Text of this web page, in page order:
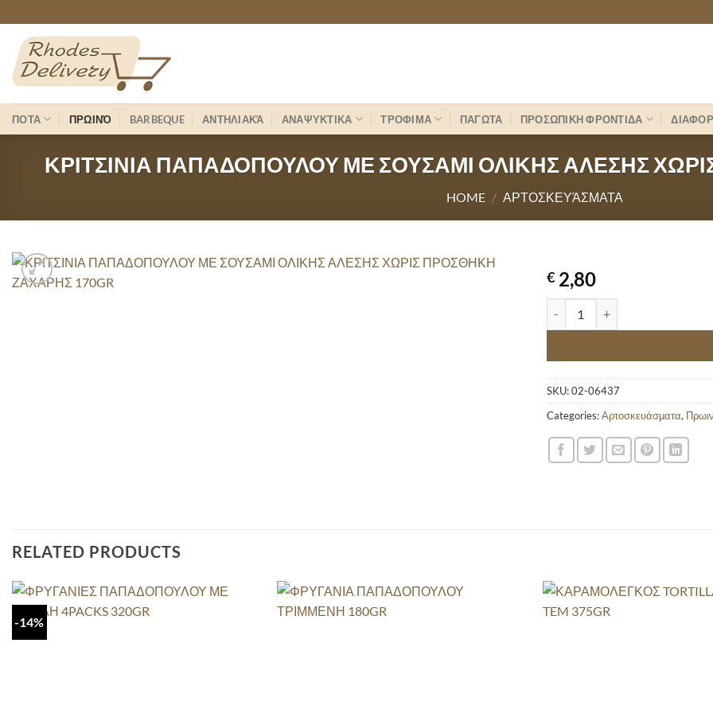
to
content
ΠΟΤΑ ΠΡΩΙΝΌ BARBEQUE ΑΝΤΗΛΙΑΚΆ ΑΝΑΨΥΚΤΙΚΑ ΤΡΟΦΙΜΑ ΠΑΓΩΤΑ ΠΡΟΣΩΠΙΚΗ ΦΡΟΝΤΙΔΑ
ΚΡΙΤΣΙΝΙΑ ΠΑΠΑΔΟΠΟΥΛΟΥ ΜΕ ΣΟΥΣΑΜΙ ΟΛΙΚΗΣ ΑΛΕΣΗΣ
HOME / ΑΡΤΟΣΚΕΥΆΣΜΑΤΑ
€ 2,80
SKU:02-06437
Categories:Αρτοσκευάσματα,
RELATED PRODUCTS
-14%